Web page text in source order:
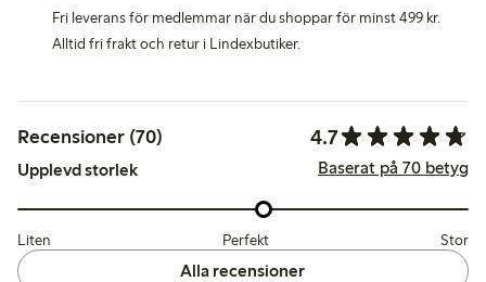
Fri leverans för medlemmar när du shoppar för minst 499 kr.
Alltid fri frakt och retur i Lindexbutiker.
Recensioner (70) 4.7
Upplevd storlek Baserat på 70 betyg
Liten Perfekt Stor
Alla recensioner